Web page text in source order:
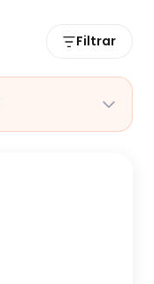
Filtrar